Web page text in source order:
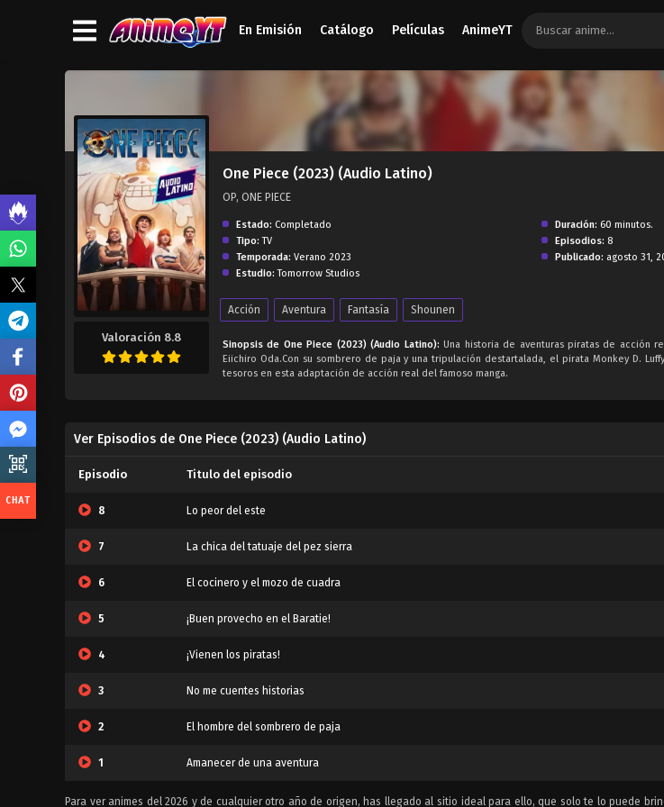
En Emisión Catálogo Películas AnimeYT
Valoración 8.8
One Piece (2023) (Audio Latino)
OP, ONE PIECE
Estado: Completado
Tipo: TV
Temporada: Verano 2023
Estudio: Tomorrow Studios
Duración: 60 minutos.
Episodios: 8
Publicado: agosto 31,
Acción Aventura Fantasía Shounen
Sinopsis de One Piece (2023) (Audio Latino): Una historia de aventuras piratas de acción
Eiichiro Oda.Con su sombrero de paja y una tripulación destartalada, el pirata Monkey D.
tesoros en esta adaptación de acción real del famoso manga.
Ver Episodios de One Piece (2023) (Audio Latino)
Episodio Titulo del episodio
8 Lo peor del este
7 La chica del tatuaje del pez sierra
6 El cocinero y el mozo de cuadra
5 ¡Buen provecho en el Baratie!
4 ¡Vienen los piratas!
3 No me cuentes historias
2 El hombre del sombrero de paja
1 Amanecer de una aventura
Para ver animes del 2026 y de cualquier otro año de origen, has llegado al sitio ideal para ello, que solo te lo puede